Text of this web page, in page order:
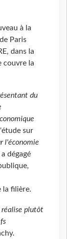
à la
Paris
dans la
couvre la
du
sur
l'économie
dégagé
la filière.
réalise plutôt